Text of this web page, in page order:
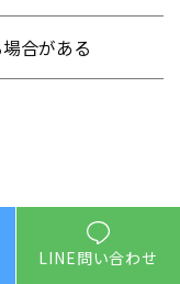
LINE問い合わせ
合がある
選択肢が格